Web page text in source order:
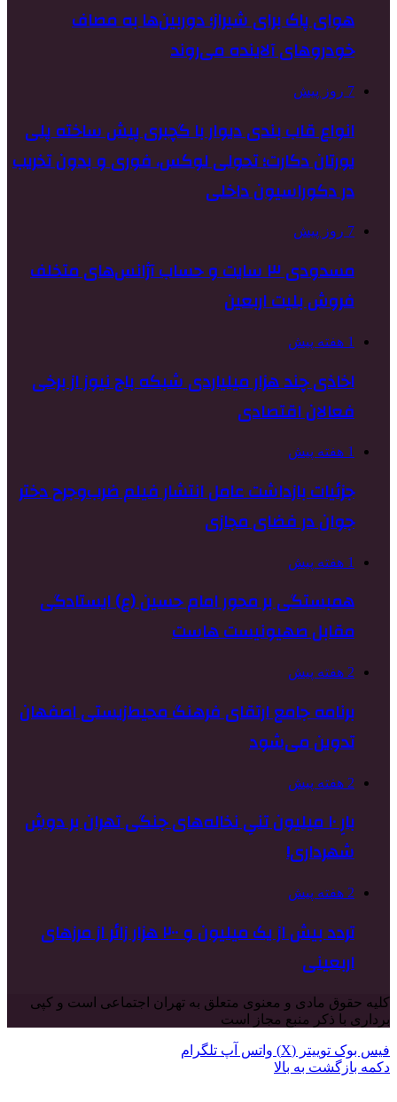
هوای پاک برای شیراز؛ دوربین‌ها به مصاف
خودروهای آلاینده می‌روند
7 روز پیش
انواع قاب بندی دیوار با گچبری پیش ساخته پلی
یورتان دکارت؛ تحولی لوکس، فوری و بدون تخریب
در دکوراسیون داخلی
7 روز پیش
مسدودی ۳ سایت و حساب آژانس‌های متخلف
فروش بلیت اربعین
1 هفته پیش
اخاذی چند هزار میلیاردی شبکه باج نیوز از برخی
فعالان اقتصادی
1 هفته پیش
جزئیات بازداشت عامل انتشار فیلم ضرب‌وجرح دختر
جوان در فضای مجازی
1 هفته پیش
همبستگی بر محور امام حسین (ع) ایستادگی
مقابل صهیونیست هاست
2 هفته پیش
برنامه جامع ارتقای فرهنگ محیط‌زیستی اصفهان
تدوین می‌شود
2 هفته پیش
بارِ ۱۰ میلیون تنیِ نخاله‌های جنگی تهران بر دوشِ
شهرداری!
2 هفته پیش
تردد بیش از یک میلیون و ۲۰۰ هزار زائر از مرزهای
اربعینی
کلیه حقوق مادی و معنوی متعلق به تهران اجتماعی است و کپی
برداری با ذکر منبع مجاز است
فیس بوک توییتر (X) واتس آپ تلگرام
دکمه بازگشت به بالا